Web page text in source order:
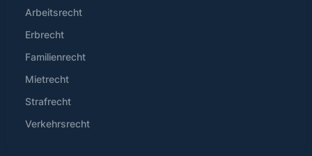
Arbeitsrecht
Erbrecht
Familienrecht
Mietrecht
Strafrecht
Verkehrsrecht